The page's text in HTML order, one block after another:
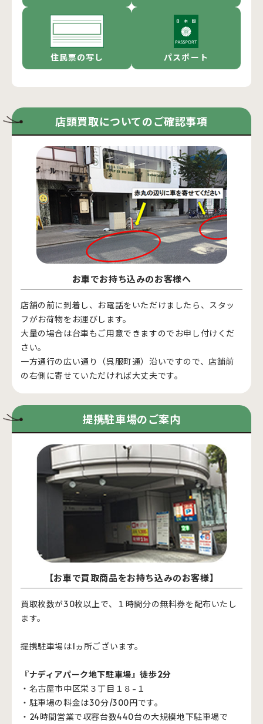
住民票の写し パスポート
店頭買取についてのご確認事項
お車でお持ち込みのお客様へ
店舗の前に到着し、お電話をいただけましたら、スタッ
フがお荷物をお運びします。
大量の場合は台車もご用意できますのでお申し付けくだ
さい。
一方通行の広い通り（呉服町通）沿いですので、店舗前
の右側に寄せていただければ大丈夫です。
提携駐車場のご案内
【お車で買取商品をお持ち込みのお客様】
買取枚数が30枚以上で、１時間分の無料券を配布いたし
ます。
提携駐車場は1ヵ所ございます。
『ナディアパーク地下駐車場』徒歩2分
・名古屋市中区栄３丁目１８−１
・駐車場の料金は30分/300円です。
・24時間営業で収容台数440台の大規模地下駐車場で